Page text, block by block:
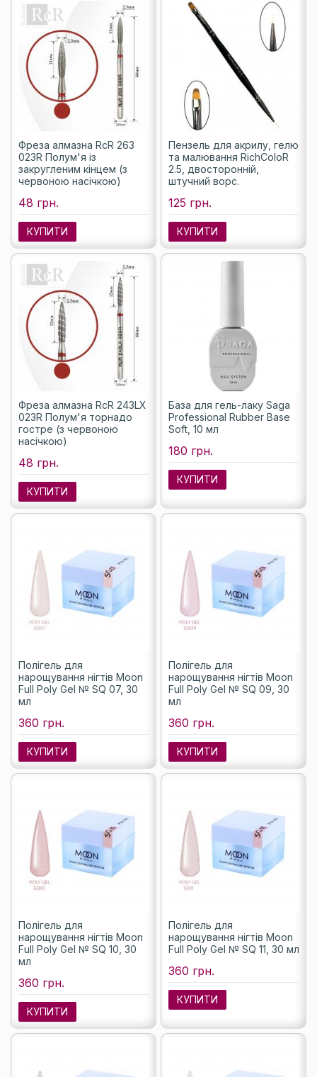
Фреза алмазна RcR 263
023R Полум'я із
закругленим кінцем (з
червоною насічкою)
48 грн.
КУПИТИ
Пензель для акрилу, гелю
та малювання RichColoR
2.5, двосторонній,
штучний ворс.
125 грн.
КУПИТИ
Фреза алмазна RcR 243LX
023R Полум'я торнадо
гостре (з червоною
насічкою)
48 грн.
КУПИТИ
База для гель-лаку Saga
Professional Rubber Base
Soft, 10 мл
180 грн.
КУПИТИ
Полігель для
нарощування нігтів Moon
Full Poly Gel № SQ 07, 30
мл
360 грн.
КУПИТИ
Полігель для
нарощування нігтів Moon
Full Poly Gel № SQ 09, 30
мл
360 грн.
КУПИТИ
Полігель для
нарощування нігтів Moon
Full Poly Gel № SQ 10, 30
мл
360 грн.
КУПИТИ
Полігель для
нарощування нігтів Moon
Full Poly Gel № SQ 11, 30 мл
360 грн.
КУПИТИ